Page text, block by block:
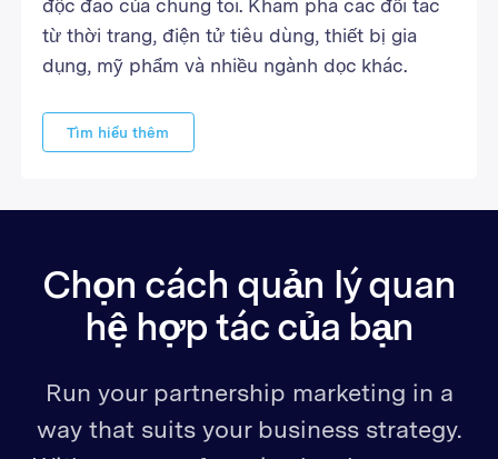
độc đáo của chúng tôi. Khám phá các đối tác
từ thời trang, điện tử tiêu dùng, thiết bị gia
dụng, mỹ phẩm và nhiều ngành dọc khác.
Tìm hiểu thêm
Chọn cách quản lý quan
hệ hợp tác của bạn
Run your partnership marketing in a
way that suits your business strategy.